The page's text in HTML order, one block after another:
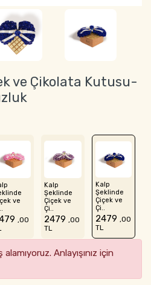
ve Çikolata Kutusu-
ve
,00
Kalp
Şeklinde
Çiçek ve
Çi..
2479 ,00
TL
Kalp
Şeklinde
Çiçek ve
Çi..
2479 ,00
TL
Anlayışınız için